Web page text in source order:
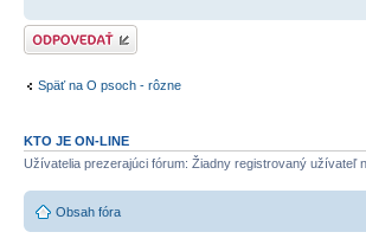
Odoslať odpoveď
Späť na O psoch - rôzne
KTO JE ON-LINE
Užívatelia prezerajúci fórum: Žiadny registrovaný užívateľ
Obsah fóra